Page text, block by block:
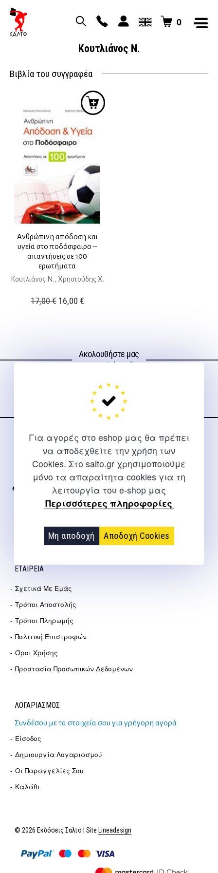
Για αγορές στο eshop μας θα πρέπει
να αποδεχθείτε την χρήση των
Cookies. Στο salto.gr χρησιμοποιούμε
μόνο τα απαραίτητα cookies για τη
λειτουργία του e-shop μας
Περισσότερες πληροφορίες
Μη αποδοχή Αποδοχή Cookies
0
Κουτλιάνος Ν.
Βιβλία του συγγραφέα
Ανθρώπινη απόδοση και
υγεία στο ποδόσφαιρο –
απαντήσεις σε 100
ερωτήματα
Κουτλιάνος Ν., Χρηστούδης Χ.
17,00€ Original
16,00 €Η
16,00 €.
Ακολουθήστε μας
στα social media
ΕΠΙΚΟΙΝΩΝΊΑ
Για διευκρινίσεις και υποστήριξη παραγγελιών μέσω του
2310 267108
info@salto.gr
Αγγελάκη 21, Θεσσαλονίκη
ΕΤΑΙΡΕΊΑ
Σχετικά Με Εμάς
Τρόποι Αποστολής
Τρόποι Πληρωμής
Πολιτική Επιστροφών
Όροι Χρήσης
Προστασία Προσωπικών Δεδομένων
ΛΟΓΑΡΙΑΣΜΟΣ
Συνδέσου με τα στοιχεία σου για γρήγορη αγορά
Είσοδος
Δημιουργία Λογαριασμού
Οι Παραγγελίες Σου
Καλάθι
© 2026 Εκδόσεις Σαλτο | Site Lineadesign